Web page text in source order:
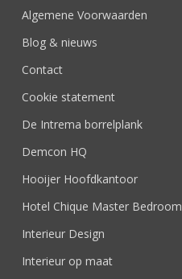
Algemene Voorwaarden
Blog & nieuws
Contact
Cookie statement
De Intrema borrelplank
Demcon HQ
Hooijer Hoofdkantoor
Hotel Chique Master Bedroom
Interieur Design
Interieur op maat